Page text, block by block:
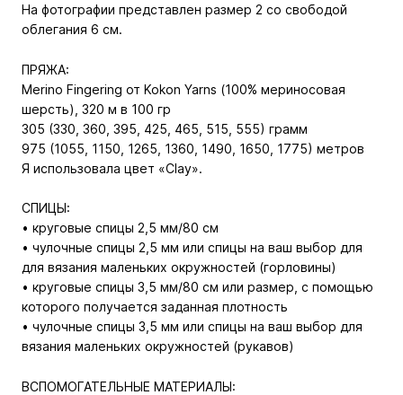
На фотографии представлен размер 2 со свободой
облегания 6 см.
ПРЯЖА:
Merino Fingering от Kokon Yarns (100% мериносовая
шерсть), 320 м в 100 гр
305 (330, 360, 395, 425, 465, 515, 555) грамм
975 (1055, 1150, 1265, 1360, 1490, 1650, 1775) метров
Я использовала цвет «Clay».
СПИЦЫ:
• круговые спицы 2,5 мм/80 см
• чулочные спицы 2,5 мм или спицы на ваш выбор для
для вязания маленьких окружностей (горловины)
• круговые спицы 3,5 мм/80 см или размер, с помощью
которого получается заданная плотность
• чулочные спицы 3,5 мм или спицы на ваш выбор для
вязания маленьких окружностей (рукавов)
ВСПОМОГАТЕЛЬНЫЕ МАТЕРИАЛЫ: